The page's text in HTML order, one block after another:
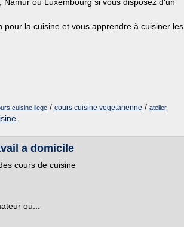
la cuisine et vous apprendre à cuisiner les
cuisine liege / cours cuisine vegetarienne / atelier
a domicile
cours de cuisine
ou...